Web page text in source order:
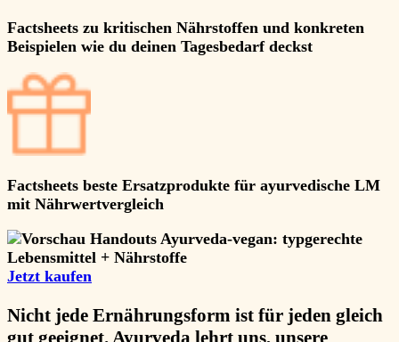
Factsheets zu kritischen Nährstoffen und konkreten
Beispielen wie du deinen Tagesbedarf deckst
Factsheets beste Ersatzprodukte für ayurvedische LM
mit Nährwertvergleich
Jetzt kaufen
Nicht jede Ernährungsform ist für jeden gleich
gut geeignet. Ayurveda lehrt uns, unsere